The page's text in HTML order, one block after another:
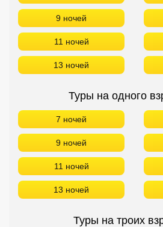
9 ночей
11 ночей
13 ночей
Туры на одного
7 ночей
9 ночей
11 ночей
13 ночей
Туры на троих